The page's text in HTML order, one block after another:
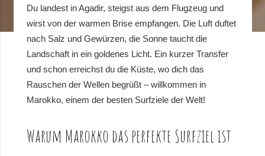
Du landest in Agadir, steigst aus dem Flugzeug und
wirst von der warmen Brise empfangen. Die Luft duftet
nach Salz und Gewürzen, die Sonne taucht die
Landschaft in ein goldenes Licht. Ein kurzer Transfer
und schon erreichst du die Küste, wo dich das
Rauschen der Wellen begrüßt – willkommen in
Marokko, einem der besten Surfziele der Welt!
Warum Marokko das perfekte Surfziel ist